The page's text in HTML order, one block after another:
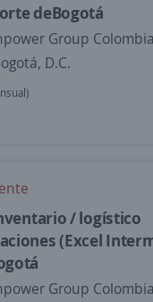
deBogotá
Group Colombia
D.C.
/ logístico
(Excel
Group Colombia